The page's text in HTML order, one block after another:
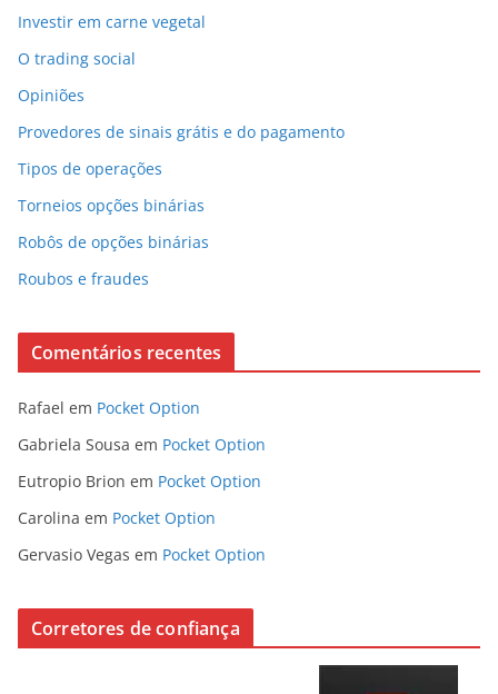
Investir em carne vegetal
O trading social
Opiniões
Provedores de sinais grátis e do pagamento
Tipos de operações
Torneios opções binárias
Robôs de opções binárias
Roubos e fraudes
Comentários recentes
Rafael em Pocket Option
Gabriela Sousa em Pocket Option
Eutropio Brion em Pocket Option
Carolina em Pocket Option
Gervasio Vegas em Pocket Option
Corretores de confiança